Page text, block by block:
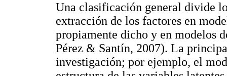
Una clasificación general divide
extracción de los factores en
propiamente dicho y en modelos
Pérez & Santín, 2007). La
investigación; por ejemplo, el